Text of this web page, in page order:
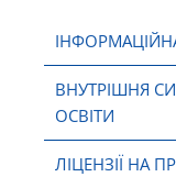
ВНУТРІШНЯ
ОСВІТИ
ЛІЦЕНЗІЇ НА